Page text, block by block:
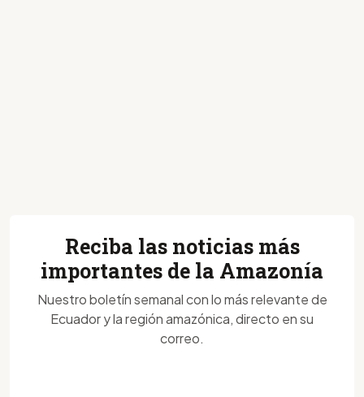
Reciba las noticias más
importantes de la Amazonía
Nuestro boletín semanal con lo más relevante de
Ecuador y la región amazónica, directo en su
correo.